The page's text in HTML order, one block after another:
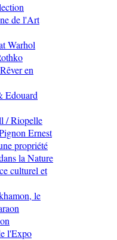
de l'Art
Warhol
en
Edouard
/ Riopelle
Ernest
propriété
la Nature
culturel et
le
l'Expo